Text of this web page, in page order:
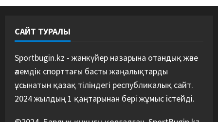
құрамасының бас бапкері
тағайындалды
САЙТ ТУРАЛЫ
Sportbugin.kz - жанкүйер назарына отандық және
әлемдік спорттағы басты жаңалықтарды
ұсынатын қазақ тіліндегі республикалық сайт.
2024 жылдың 1 қаңтарынан бері жұмыс істейді.